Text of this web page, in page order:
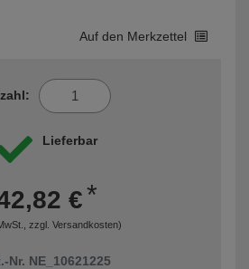
Auf den Merkzettel
Lieferbar
€*
zzgl. Versandkosten)
Nr. NE_10621225